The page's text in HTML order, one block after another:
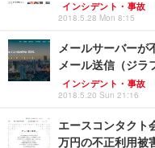
インシデント・事故
2018.5.28 Mon 8:15
メールサーバーが
メール送信（ジラ
インシデント・事故
2018.5.20 Sun 21:16
エースコンタクト
万円の不正利用被